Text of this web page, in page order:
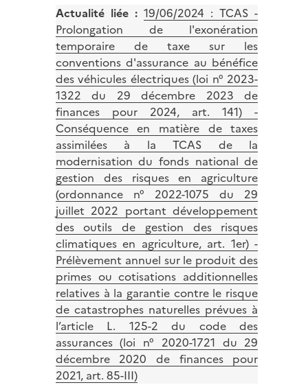
Actualité liée : 19/06/2024 : TCAS -
Prolongation de l'exonération
temporaire de taxe sur les
conventions d'assurance au bénéfice
des véhicules électriques (loi n° 2023-
1322 du 29 décembre 2023 de
finances pour 2024, art. 141) -
Conséquence en matière de taxes
assimilées à la TCAS de la
modernisation du fonds national de
gestion des risques en agriculture
(ordonnance n° 2022-1075 du 29
juillet 2022 portant développement
des outils de gestion des risques
climatiques en agriculture, art. 1er) -
Prélèvement annuel sur le produit des
primes ou cotisations additionnelles
relatives à la garantie contre le risque
de catastrophes naturelles prévues à
l’article L. 125-2 du code des
assurances (loi n° 2020-1721 du 29
décembre 2020 de finances pour
2021, art. 85-III)